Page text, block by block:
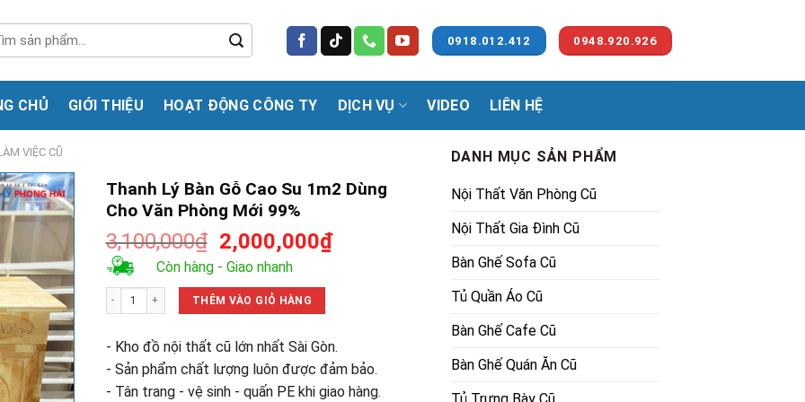
0918.012.412 0948.920.926
CHỦ GIỚI THIỆU HOẠT ĐỘNG CÔNG TY DỊCH VỤ VIDEO LIÊN HỆ
VIỆC CŨ
Thanh Lý Bàn Gỗ Cao Su 1m2 Dùng
Cho Văn Phòng Mới 99%
3,100,000₫ Giá
gốc
là:
3,100,000₫.
2,000,000₫Giá
Còn hàng - Giao nhanh
Thanh Lý Bàn Gỗ Cao Su 1m2 Dùng Cho Văn Phòng Mới 99% số lượng
THÊM VÀO GIỎ HÀNG
- Kho đồ nội thất cũ lớn nhất Sài Gòn.
- Sản phẩm chất lượng luôn được đảm bảo.
- Tân trang - vệ sinh - quấn PE khi giao hàng.
DANH MỤC SẢN PHẨM
Nội Thất Văn Phòng Cũ
Nội Thất Gia Đình Cũ
Bàn Ghế Sofa Cũ
Tủ Quần Áo Cũ
Bàn Ghế Cafe Cũ
Bàn Ghế Quán Ăn Cũ
Tủ Trưng Bày Cũ